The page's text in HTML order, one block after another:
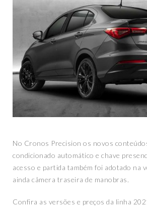
No Cronos Precision os novos
condicionado automático e chave
acesso e partida também foi adotado na
ainda câmera traseira de manobras.
Confira as versões e preços da linha